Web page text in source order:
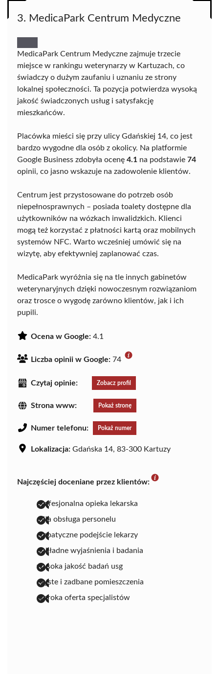
3. MedicaPark Centrum Medyczne
MedicaPark Centrum Medyczne zajmuje trzecie
miejsce w rankingu weterynarzy w Kartuzach, co
świadczy o dużym zaufaniu i uznaniu ze strony
lokalnej społeczności. Ta pozycja potwierdza wysoką
jakość świadczonych usług i satysfakcję
mieszkańców.
Placówka mieści się przy ulicy Gdańskiej 14, co jest
bardzo wygodne dla osób z okolicy. Na platformie
Google Business zdobyła ocenę 4.1 na podstawie 74
opinii, co jasno wskazuje na zadowolenie klientów.
Centrum jest przystosowane do potrzeb osób
niepełnosprawnych – posiada toalety dostępne dla
użytkowników na wózkach inwalidzkich. Klienci
mogą też korzystać z płatności kartą oraz mobilnych
systemów NFC. Warto wcześniej umówić się na
wizytę, aby efektywniej zaplanować czas.
MedicaPark wyróżnia się na tle innych gabinetów
weterynaryjnych dzięki nowoczesnym rozwiązaniom
oraz trosce o wygodę zarówno klientów, jak i ich
pupili.
Ocena w Google: 4.1
Liczba opinii w Google: 74
Czytaj opinie: Zobacz profil
Strona www: Pokaż stronę
Numer telefonu: Pokaż numer
Lokalizacja: Gdańska 14, 83-300 Kartuzy
Najczęściej doceniane przez klientów:
profesjonalna opieka lekarska
miła obsługa personelu
empatyczne podejście lekarzy
dokładne wyjaśnienia i badania
wysoka jakość badań usg
czyste i zadbane pomieszczenia
szeroka oferta specjalistów